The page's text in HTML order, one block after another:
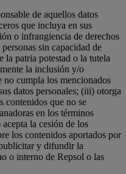
de aquellos datos
que incluya en sus
o infrangiencia de derechos
sin capacidad de
la patria potestad o la tutela
la inclusión y/o
cumpla los mencionados
datos personales; (iii) otorga
contenidos que no se
en los términos
la cesión de los
los contenidos aportados por
y difundir la
o interno de Repsol o las